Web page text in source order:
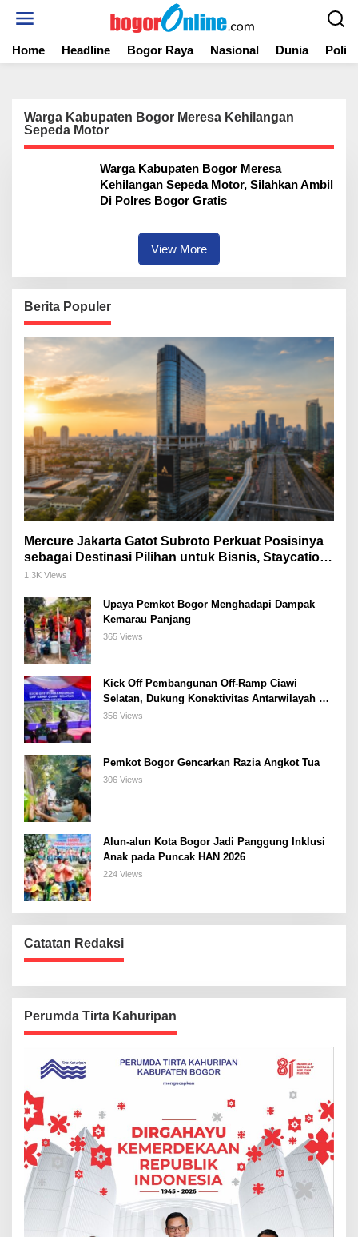
t
Home Headline Bogor Raya Nasional Dunia
Warga Kabupaten Bogor Meresa Kehilangan
Sepeda Motor
Warga Kabupaten Bogor Meresa
Kehilangan Sepeda Motor, Silahkan Ambil
Di Polres Bogor Gratis
View More
Berita Populer
Mercure Jakarta Gatot Subroto Perkuat Posisinya
sebagai Destinasi Pilihan untuk Bisnis, Staycation,
Meeting, dan Kuliner di Jakarta Selatan
1.3K Views
Upaya Pemkot Bogor Menghadapi Dampak
Kemarau Panjang
365 Views
Kick Off Pembangunan Off-Ramp Ciawi
Selatan, Dukung Konektivitas Antarwilayah di
Bogor Selatan
356 Views
Pemkot Bogor Gencarkan Razia Angkot Tua
306 Views
Alun-alun Kota Bogor Jadi Panggung Inklusi
Anak pada Puncak HAN 2026
224 Views
Catatan Redaksi
Perumda Tirta Kahuripan